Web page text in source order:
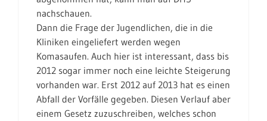
nachschauen.
Dann die Frage der Jugendlichen, die in die
Kliniken eingeliefert werden wegen
Komasaufen. Auch hier ist interessant, dass bis
2012 sogar immer noch eine leichte Steigerung
vorhanden war. Erst 2012 auf 2013 hat es einen
Abfall der Vorfälle gegeben. Diesen Verlauf aber
einem Gesetz zuzuschreiben, welches schon